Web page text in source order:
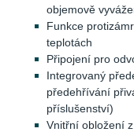
objemově
Funkce
teplotách
Připojení pro
Integrovaný
předehřívání
příslušenství)
Vnitřní obložení